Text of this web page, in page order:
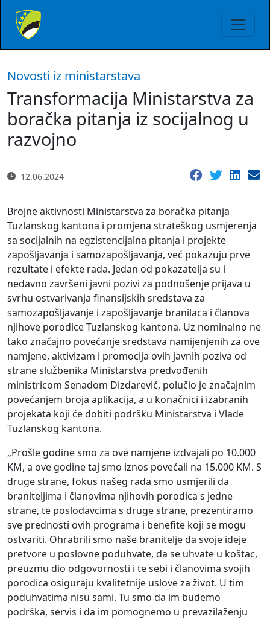
Novosti iz ministarstava
Transformacija Ministarstva za
boračka pitanja iz socijalnog u
razvojno
12.06.2024
Brojne aktivnosti Ministarstva za boračka pitanja
Tuzlanskog kantona i promjena strateškog usmjerenja
sa socijalnih na egzistencijalna pitanja i projekte
zapošljavanja i samozapošljavanja, već pokazuju prve
rezultate i efekte rada. Jedan od pokazatelja su i
nedavno završeni javni pozivi za podnošenje prijava u
svrhu ostvarivanja finansijskih sredstava za
samozapošljavanje i zapošljavanje branilaca i članova
njihove porodice Tuzlanskog kantona. Uz nominalno ne
tako značajno povećanje sredstava namijenjenih za ove
namjene, aktivizam i promocija ovih javnih poziva od
strane službenika Ministarstva predvođenih
ministricom Senadom Dizdarević, polučio je značajnim
povećanjem broja aplikacija, a u konačnici i izabranih
projekata koji će dobiti podršku Ministarstva i Vlade
Tuzlanskog kantona.
„Prošle godine smo za ove namjene izdvajali po 10.000
KM, a ove godine taj smo iznos povećali na 15.000 KM. S
druge strane, fokus našeg rada smo usmjerili da
braniteljima i članovima njihovih porodica s jedne
strane, te poslodavcima s druge strane, prezentiramo
sve prednosti ovih programa i benefite koji se mogu
ostvariti. Ohrabrili smo naše branitelje da svoje ideje
pretvore u poslovne poduhvate, da se uhvate u koštac,
preuzmu dio odgovornosti i te sebi i članovima svojih
porodica osiguraju kvalitetnije uslove za život. U tim
poduhvatima nisu sami. Tu smo da im budemo
podrška, servis i da im pomognemo u prevazilaženju